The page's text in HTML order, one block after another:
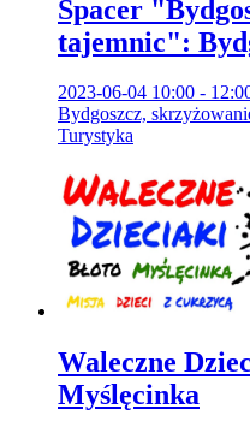
Spacer
tajemnic":
2023-06-04 10:00 -
Bydgoszcz,
Turystyka
Waleczne
Myślęcinka